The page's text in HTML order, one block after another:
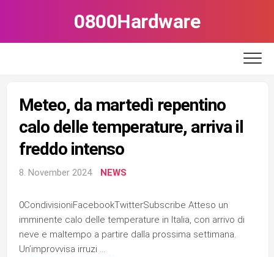
0800Hardware
Meteo, da martedì repentino
calo delle temperature, arriva il
freddo intenso
8. November 2024 NEWS
0CondivisioniFacebookTwitterSubscribe Atteso un
imminente calo delle temperature in Italia, con arrivo di
neve e maltempo a partire dalla prossima settimana.
Un’improvvisa irruzi …